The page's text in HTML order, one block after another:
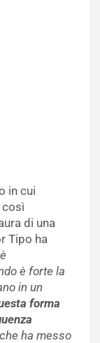
in cui
così
di una
Tipo ha
è forte la
in un
forma
ha messo